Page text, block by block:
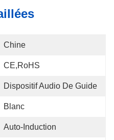
Chine
CE,RoHS
Dispositif Audio De Guide
Blanc
Auto-Induction